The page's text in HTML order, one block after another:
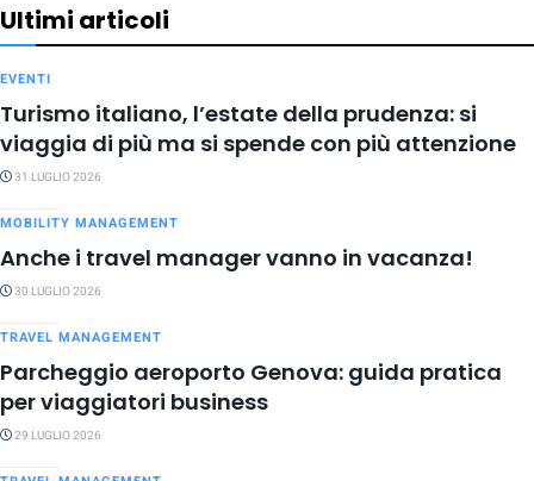
Ultimi articoli
EVENTI
Turismo italiano, l’estate della prudenza: si
viaggia di più ma si spende con più attenzione
31 LUGLIO 2026
MOBILITY MANAGEMENT
Anche i travel manager vanno in vacanza!
30 LUGLIO 2026
TRAVEL MANAGEMENT
Parcheggio aeroporto Genova: guida pratica
per viaggiatori business
29 LUGLIO 2026